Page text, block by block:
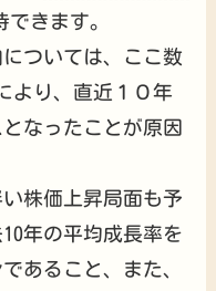
きます。
ついては、ここ数
より、直近１０年
なったことが原因
株価上昇局面も予
年の平均成長率を
あること、また、